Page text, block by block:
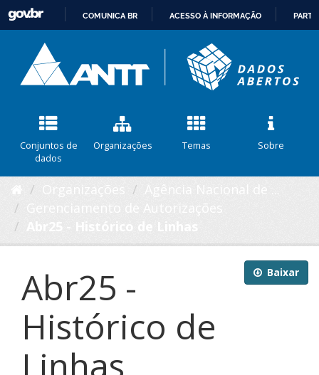
CONTEÚDO
COMUNICA BR ACESSO À INFORMAÇÃO
Conjuntos de
dados
Organizações Temas Sobre
Baixar
Abr25 -
Histórico de
Linhas